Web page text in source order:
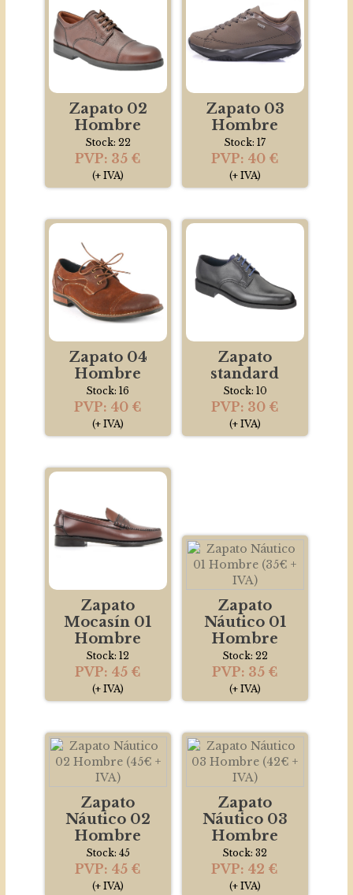
Zapato 02
Hombre
Stock: 22
PVP: 35 €
(+ IVA)
Zapato 03
Hombre
Stock: 17
PVP: 40 €
(+ IVA)
Zapato 04
Hombre
Stock: 16
PVP: 40 €
(+ IVA)
Zapato
standard
Stock: 10
PVP: 30 €
(+ IVA)
Zapato
Mocasí­n 01
Hombre
Stock: 12
PVP: 45 €
(+ IVA)
Zapato
Náutico 01
Hombre
Stock: 22
PVP: 35 €
(+ IVA)
Zapato
Náutico 02
Hombre
Stock: 45
PVP: 45 €
(+ IVA)
Zapato
Náutico 03
Hombre
Stock: 32
PVP: 42 €
(+ IVA)